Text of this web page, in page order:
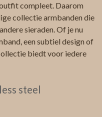
compleet. Daarom
collectie armbanden die
sieraden. Of je nu
een subtiel design of
biedt voor iedere
steel